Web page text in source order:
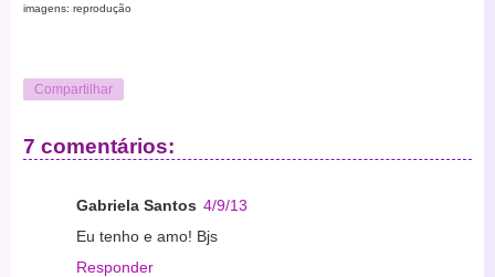
imagens: reprodução
Compartilhar
7 comentários:
Gabriela Santos 4/9/13
Eu tenho e amo! Bjs
Responder